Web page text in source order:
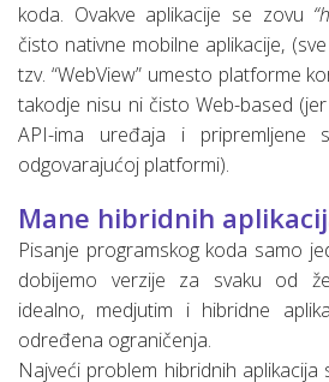
koda. Ovakve aplikacije se zovu
čisto nativne mobilne aplikacije,
tzv. “WebView” umesto platforme
takodje nisu ni čisto Web-based
API-ima uređaja i pripremljene
odgovarajućoj platformi).
Mane hibridnih
Pisanje programskog koda samo
dobijemo verzije za svaku od
idealno, medjutim i hibridne
određena ograničenja.
Najveći problem hibridnih